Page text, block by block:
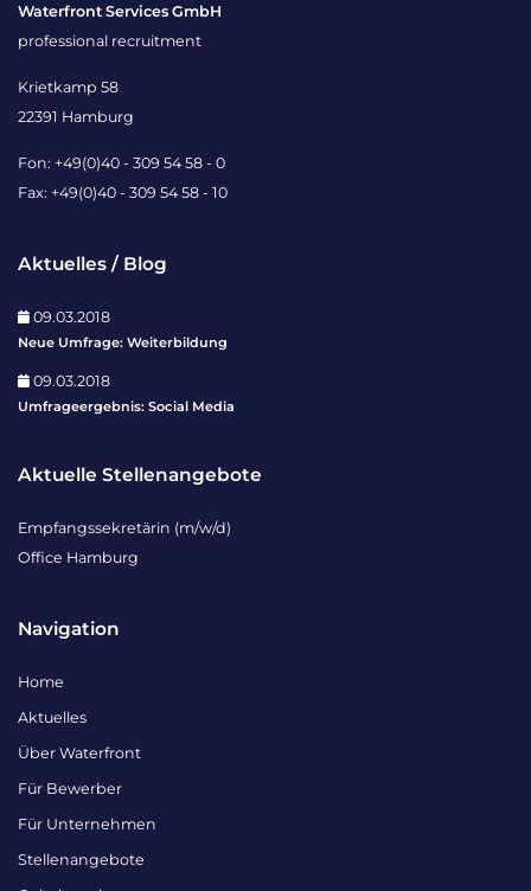
Waterfront Services GmbH
professional recruitment
Krietkamp 58
22391 Hamburg
Fon: +49(0)40 - 309 54 58 - 0
Fax: +49(0)40 - 309 54 58 - 10
Aktuelles / Blog
09.03.2018
Neue Umfrage: Weiterbildung
09.03.2018
Umfrageergebnis: Social Media
Aktuelle Stellenangebote
Empfangssekretärin (m/w/d)
Office Hamburg
Navigation
Home
Aktuelles
Über Waterfront
Für Bewerber
Für Unternehmen
Stellenangebote